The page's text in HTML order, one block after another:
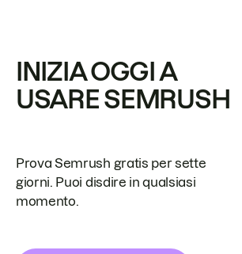
INIZIA OGGI A
USARE SEMRUSH
Prova Semrush gratis per sette
giorni. Puoi disdire in qualsiasi
momento.